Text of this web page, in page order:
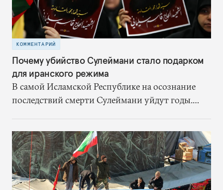
КОММЕНТАРИЙ
Почему убийство Сулеймани стало подарком
для иранского режима
В самой Исламской Республике на осознание
последствий смерти Сулеймани уйдут годы.